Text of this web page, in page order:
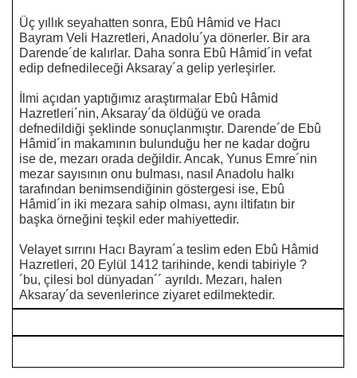
Üç yıllık seyahatten sonra, Ebû Hâmid ve Hacı
Bayram Veli Hazretleri, Anadolu´ya dönerler. Bir ara
Darende´de kalırlar. Daha sonra Ebû Hâmid´in vefat
edip defnedileceği Aksaray´a gelip yerleşirler.
İlmi açıdan yaptığımız araştırmalar Ebû Hâmid
Hazretleri´nin, Aksaray´da öldüğü ve orada
defnedildiği şeklinde sonuçlanmıştır. Darende´de Ebû
Hâmid´in makamının bulunduğu her ne kadar doğru
ise de, mezarı orada değildir. Ancak, Yunus Emre´nin
mezar sayısının onu bulması, nasıl Anadolu halkı
tarafından benimsendiğinin göstergesi ise, Ebû
Hâmid´in iki mezara sahip olması, aynı iltifatın bir
başka örneğini teşkil eder mahiyettedir.
Velayet sırrını Hacı Bayram´a teslim eden Ebû Hâmid
Hazretleri, 20 Eylül 1412 tarihinde, kendi tabiriyle ?
´bu, çilesi bol dünyadan´´ ayrıldı. Mezarı, halen
Aksaray´da sevenlerince ziyaret edilmektedir.